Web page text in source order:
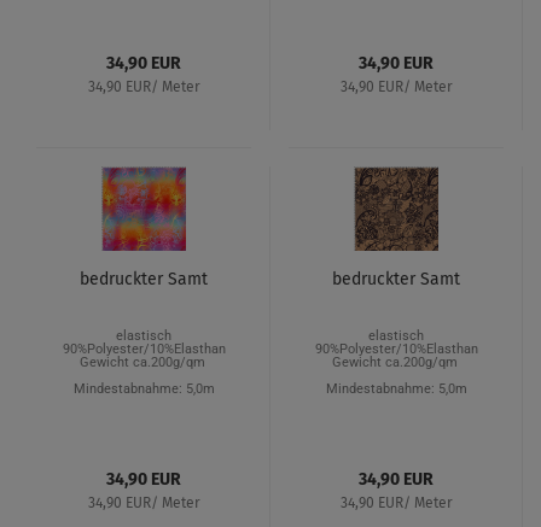
34,90 EUR
34,90 EUR/ Meter
34,90 EUR
34,90 EUR/ Meter
bedruckter Samt
elastisch
90%Polyester/10%Elasthan
Gewicht ca.200g/qm
Mindestabnahme: 5,0m
34,90 EUR
34,90 EUR/ Meter
bedruckter Samt
elastisch
90%Polyester/10%Elasthan
Gewicht ca.200g/qm
Mindestabnahme: 5,0m
34,90 EUR
34,90 EUR/ Meter